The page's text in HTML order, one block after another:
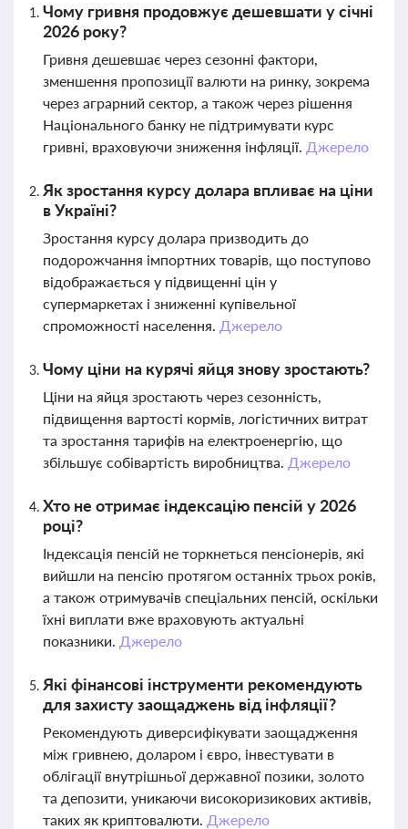
Чому гривня продовжує дешевшати у січні
2026 року?
Гривня дешевшає через сезонні фактори,
зменшення пропозиції валюти на ринку, зокрема
через аграрний сектор, а також через рішення
Національного банку не підтримувати курс
гривні, враховуючи зниження інфляції. Джерело
Як зростання курсу долара впливає на ціни
в Україні?
Зростання курсу долара призводить до
подорожчання імпортних товарів, що поступово
відображається у підвищенні цін у
супермаркетах і зниженні купівельної
спроможності населення. Джерело
Чому ціни на курячі яйця знову зростають?
Ціни на яйця зростають через сезонність,
підвищення вартості кормів, логістичних витрат
та зростання тарифів на електроенергію, що
збільшує собівартість виробництва. Джерело
Хто не отримає індексацію пенсій у 2026
році?
Індексація пенсій не торкнеться пенсіонерів, які
вийшли на пенсію протягом останніх трьох років,
а також отримувачів спеціальних пенсій, оскільки
їхні виплати вже враховують актуальні
показники. Джерело
Які фінансові інструменти рекомендують
для захисту заощаджень від інфляції?
Рекомендують диверсифікувати заощадження
між гривнею, доларом і євро, інвестувати в
облігації внутрішньої державної позики, золото
та депозити, уникаючи високоризикових активів,
таких як криптовалюти. Джерело